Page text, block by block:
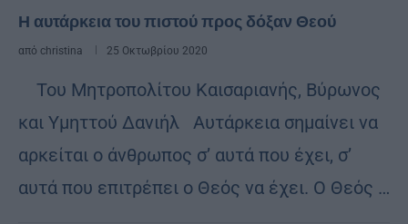
Η αυτάρκεια του πιστού προς δόξαν Θεού
από christina 25 Οκτωβρίου 2020
Του Μητροπολίτου Καισαριανής, Βύρωνος
και Υμηττού Δανιήλ Αυτάρκεια σημαίνει να
αρκείται ο άνθρωπος σ’ αυτά που έχει, σ’
αυτά που επιτρέπει ο Θεός να έχει. Ο Θεός …